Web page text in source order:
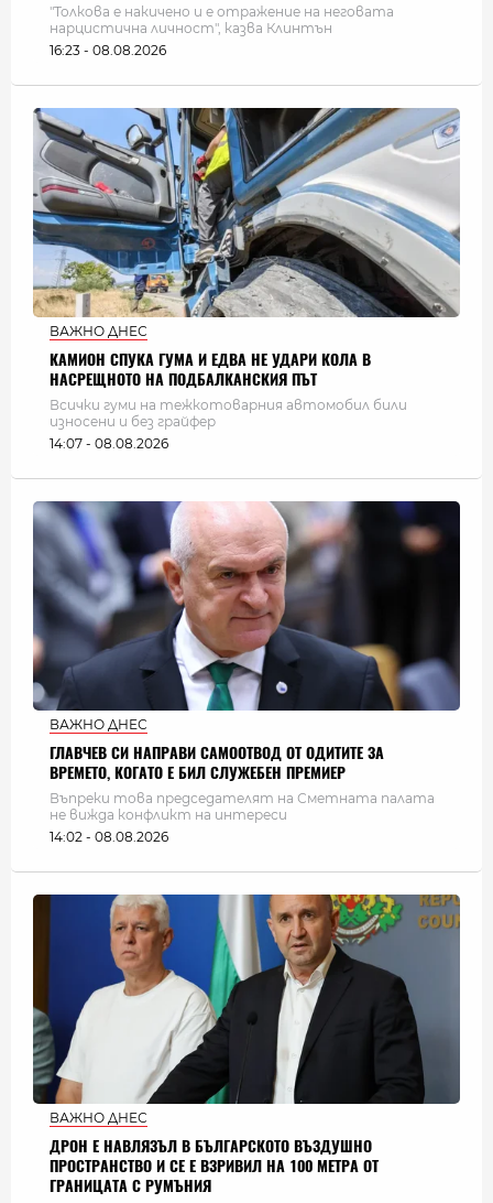
"Толкова е накичено и е отражение на неговата
нарцистична личност", казва Клинтън
16:23 - 08.08.2026
ВАЖНО ДНЕС
КАМИОН СПУКА ГУМА И ЕДВА НЕ УДАРИ КОЛА В
НАСРЕЩНОТО НА ПОДБАЛКАНСКИЯ ПЪТ
Всички гуми на тежкотоварния автомобил били
износени и без грайфер
14:07 - 08.08.2026
ВАЖНО ДНЕС
ГЛАВЧЕВ СИ НАПРАВИ САМООТВОД ОТ ОДИТИТЕ ЗА
ВРЕМЕТО, КОГАТО Е БИЛ СЛУЖЕБЕН ПРЕМИЕР
Въпреки това председателят на Сметната палата
не вижда конфликт на интереси
14:02 - 08.08.2026
ВАЖНО ДНЕС
ДРОН Е НАВЛЯЗЪЛ В БЪЛГАРСКОТО ВЪЗДУШНО
ПРОСТРАНСТВО И СЕ Е ВЗРИВИЛ НА 100 МЕТРА ОТ
ГРАНИЦАТА С РУМЪНИЯ